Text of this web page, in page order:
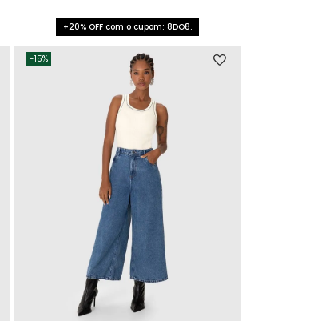
+20% OFF com o cupom: 8DO8.
-15%